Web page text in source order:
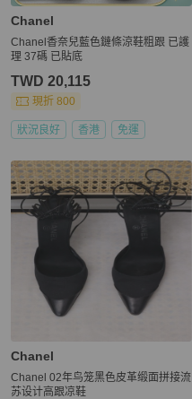
Chanel
Chanel香奈兒藍色鏈條涼鞋粗跟 已護
理 37碼 已貼底
TWD 20,115
現折 800
狀況良好 香港 免運
Chanel
Chanel 02年鸟笼黑色皮革缎面拼接流
苏设计高跟凉鞋